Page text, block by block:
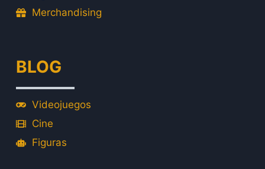
Merchandising
BLOG
Videojuegos
Cine
Figuras